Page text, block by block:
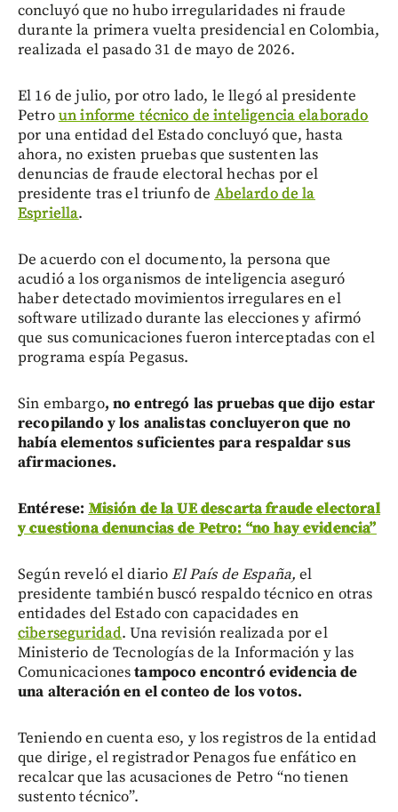
concluyó que no hubo irregularidades ni fraude
durante la primera vuelta presidencial en Colombia,
realizada el pasado 31 de mayo de 2026.
El 16 de julio, por otro lado, le llegó al presidente
Petroun informe técnico de inteligencia elaborado
por una entidad del Estado concluyó que, hasta
ahora, no existen pruebas que sustenten las
denuncias de fraude electoral hechas por el
presidente tras el triunfo de Abelardo de la
Espriella.
De acuerdo con el documento, la persona que
acudió a los organismos de inteligencia aseguró
haber detectado movimientos irregulares en el
software utilizado durante las elecciones y afirmó
que sus comunicaciones fueron interceptadas con el
programa espía Pegasus.
Sin embargo, no entregó las pruebas que dijo estar
recopilando y los analistas concluyeron que no
había elementos suficientes para respaldar sus
afirmaciones.
Entérese: Misión de la UE descarta fraude electoral
y cuestiona denuncias de Petro: “no hay evidencia”
Según reveló el diarioEl País de España, el
presidente también buscó respaldo técnico en otras
entidades del Estado con capacidades en
ciberseguridad. Una revisión realizada por el
Ministerio de Tecnologías de la Información y las
Comunicacionestampoco encontró evidencia de
una alteración en el conteo de los votos.
Teniendo en cuenta eso, y los registros de la entidad
que dirige, el registrador Penagos fue enfático en
recalcar que las acusaciones de Petro “no tienen
sustento técnico”.